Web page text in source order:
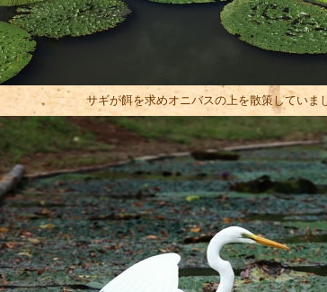
サギが餌を求めオニバスの上を散策していま